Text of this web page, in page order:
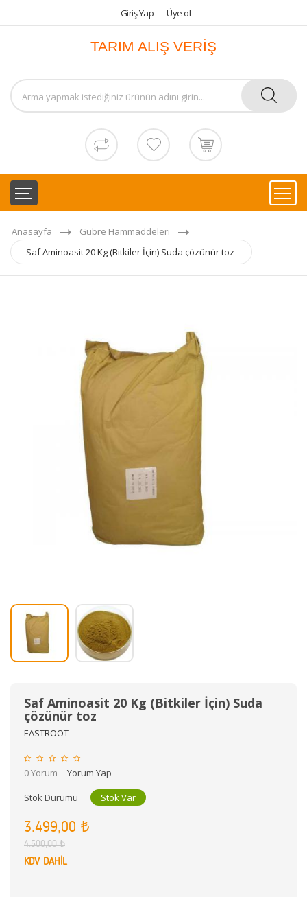
Giriş Yap Üye ol
TARIM ALIŞ VERİŞ
Anasayfa
Gübre Hammaddeleri
Saf Aminoasit 20 Kg (Bitkiler İçin) Suda çözünür toz
Saf Aminoasit 20 Kg (Bitkiler İçin) Suda
çözünür toz
EASTROOT
0 Yorum
Yorum Yap
Stok Durumu
Stok Var
3.499,00 ₺
4.500,00 ₺
KDV DAHİL